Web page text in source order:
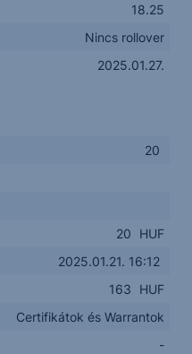
18.25
Nincs rollover
2025.01.27.
20
20
HUF
2025.01.21. 16:12
163
HUF
Certifikátok és Warrantok
-